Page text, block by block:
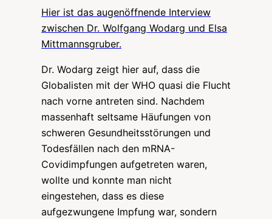
Hier ist das augenöffnende Interview
zwischen Dr. Wolfgang Wodarg und Elsa
Mittmannsgruber.
Dr. Wodarg zeigt hier auf, dass die
Globalisten mit der WHO quasi die Flucht
nach vorne antreten sind. Nachdem
massenhaft seltsame Häufungen von
schweren Gesundheitsstörungen und
Todesfällen nach den mRNA-
Covidimpfungen aufgetreten waren,
wollte und konnte man nicht
eingestehen, dass es diese
aufgezwungene Impfung war, sondern